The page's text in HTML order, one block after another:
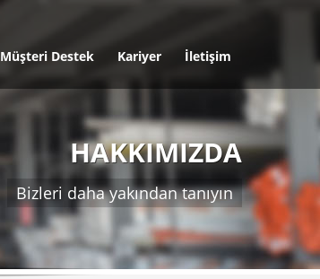
Müşteri Destek Kariyer İletişim
HAKKIMIZDA
Bizleri daha yakından tanıyın